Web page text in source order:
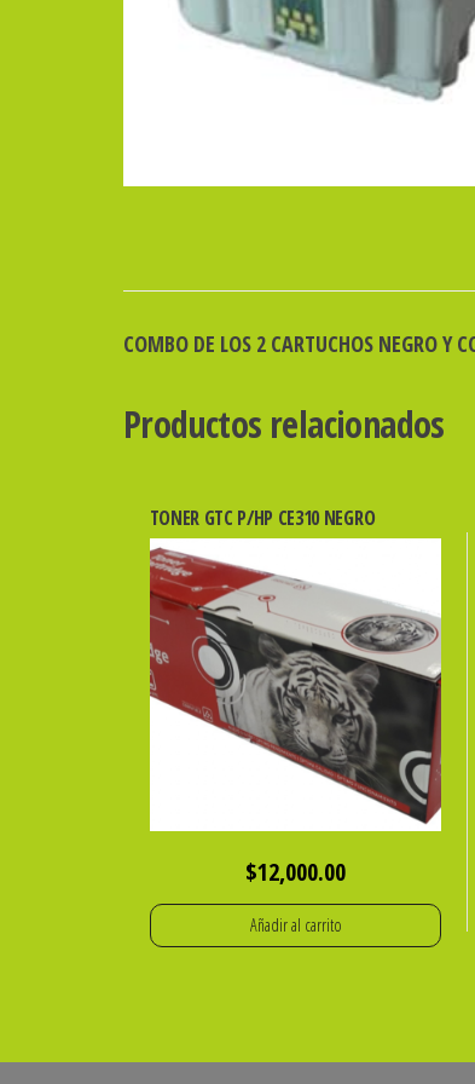
COMBO DE LOS 2 CARTUCHOS NEGRO Y
Productos relacionados
TONER GTC P/HP CE310 NEGRO
$12,000.00
Añadir al carrito